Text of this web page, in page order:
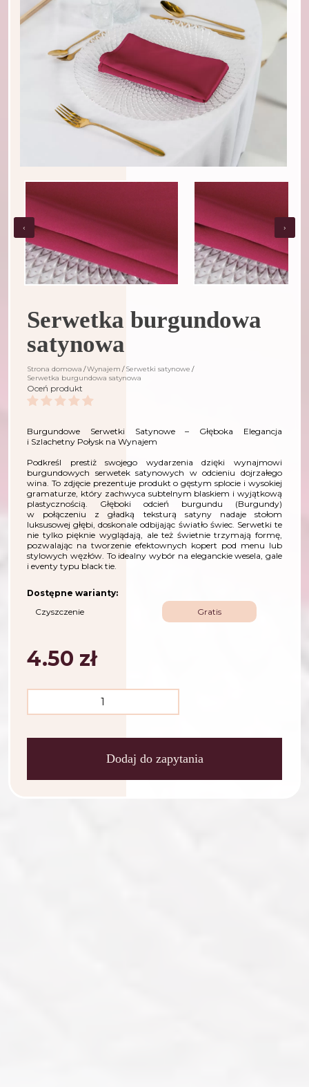
‹ ›
Serwetka burgundowa
satynowa
Strona domowa Wynajem
Serwetki satynowe
Serwetka burgundowa satynowa
Oceń produkt
Burgundowe Serwetki Satynowe – Głęboka Elegancja
i Szlachetny Połysk na Wynajem
Podkreśl prestiż swojego wydarzenia dzięki wynajmowi
burgundowych serwetek satynowych w odcieniu dojrzałego
wina. To zdjęcie prezentuje produkt o gęstym splocie i wysokiej
gramaturze, który zachwyca subtelnym blaskiem i wyjątkową
plastycznością. Głęboki odcień burgundu (Burgundy)
w połączeniu z gładką teksturą satyny nadaje stołom
luksusowej głębi, doskonale odbijając światło świec. Serwetki te
nie tylko pięknie wyglądają, ale też świetnie trzymają formę,
pozwalając na tworzenie efektownych kopert pod menu lub
stylowych węzłów. To idealny wybór na eleganckie wesela, gale
i eventy typu black tie.
Dostępne warianty:
Czyszczenie
Gratis
4.50 zł
Dodaj do zapytania